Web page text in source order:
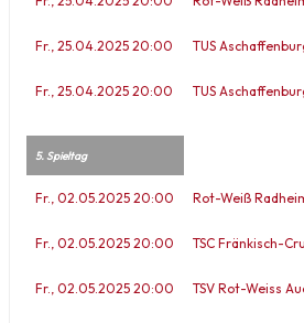
Fr., 25.04.2025 20:00 TUS
Fr., 25.04.2025 20:00 TUS
5. Spieltag
Fr., 02.05.2025 20:00 Rot-Weiß
Fr., 02.05.2025 20:00 TSC Fränkisch-
Fr., 02.05.2025 20:00 TSV Rot-Weiss